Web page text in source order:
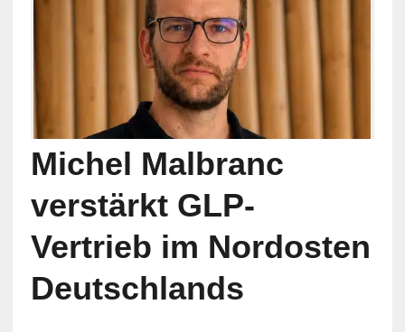
Michel Malbranc
verstärkt GLP-
Vertrieb im Nordosten
Deutschlands